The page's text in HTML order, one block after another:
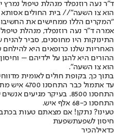
ד״ר נעה רוזנפלד מנהלת טיפול
הוא צו השעה״// בית החולים אסותא
“המקרים הללו ממחישים את
אמרה ד”ר נעה רוזנפלד, מנהלת
התינוקות היו מחוסנים, סביר
האחריות שלנו כרופאים היא
ההורים היא להגן על ילדיהם –
הוא צו השעה".
בתוך כך, בקופת חולים לאומית
עד אתמול
התחסנו 8500. בעיקר
התחסנו כ-68 אלף איש.
טעינו? נתקן! אם מצאתם טעות
חיסון לשפעתשפעת
כדאילהכיר